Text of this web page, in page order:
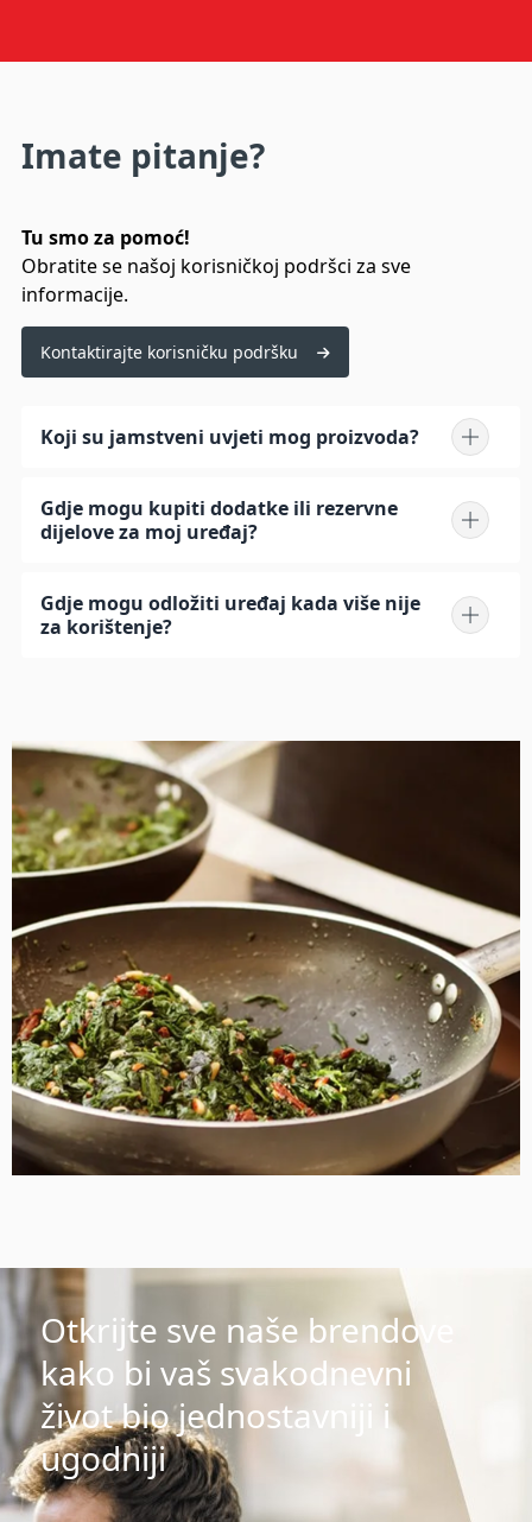
Imate pitanje?
Tu smo za pomoć!
Obratite se našoj korisničkoj podršci za sve
informacije.
Kontaktirajte korisničku podršku
Koji su jamstveni uvjeti mog proizvoda?
Gdje mogu kupiti dodatke ili rezervne
dijelove za moj uređaj?
Gdje mogu odložiti uređaj kada više nije
za korištenje?
Otkrijte sve naše brendove
kako bi vaš svakodnevni
život bio jednostavniji i
ugodniji